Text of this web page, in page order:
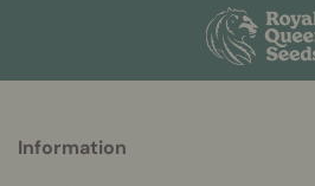
Information